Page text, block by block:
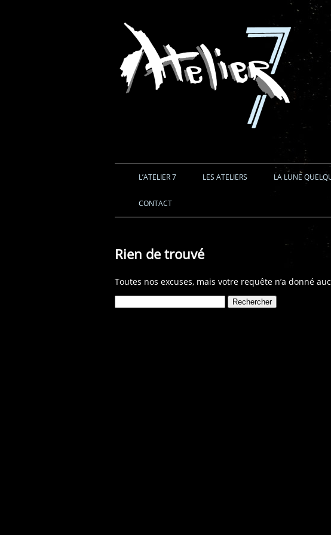
L’ATELIER 7 LES ATELIERS LA LUNE
CONTACT
Rien de trouvé
Toutes nos excuses, mais votre requête n’a donné